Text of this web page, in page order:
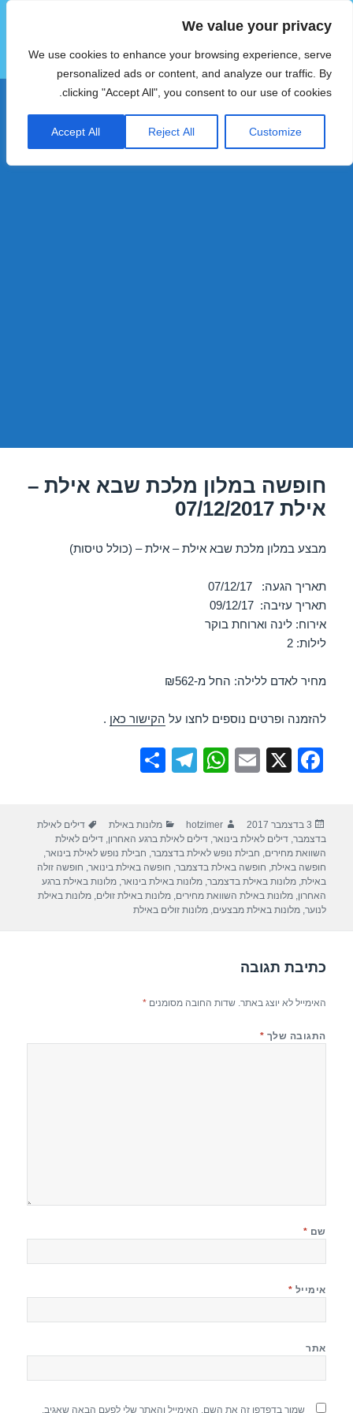
We value your privacy
We use cookies to enhance your browsing experience, serve
personalized ads or content, and analyze our traffic. By
clicking "Accept All", you consent to our use of cookies.
Customize
Reject All
Accept All
הוטצימר
תפריטים
ווידג'טים
חופשה במלון מלכת שבא אילת –
אילת 07/12/2017
מבצע במלון מלכת שבא אילת – אילת – (כולל טיסות)
תאריך הגעה: 07/12/17
תאריך עזיבה: 09/12/17
אירוח: לינה וארוחת בוקר
לילות: 2
מחיר לאדם ללילה: החל מ-₪562
להזמנה ופרטים נוספים לחצו על הקישור כאן .
F
e
b
o
o
X
E
W
s
A
p
p
T
gr
a
m
e
פורסם
בתאריך
3 בדצמבר 2017 מחבר
hotzimer קטגוריות
מלונות באילת תגיות
דילים לאילת
בדצמבר,דילים לאילת בינואר,דילים לאילת ברגע האחרון,דילים לאילת
השוואת מחירים, חבילת נופש לאילת בדצמבר, חבילת נופש לאילת בינואר,
חופשה באילת, חופשה באילת בדצמבר, חופשה באילת בינואר, חופשה זולה
באילת,מלונות באילת בדצמבר,מלונות באילת בינואר,מלונות באילת ברגע
האחרון,מלונות באילת השוואת מחירים,מלונות באילת זולים,מלונות באילת
לנוער,מלונות באילת מבצעים,מלונות זולים באילת
כתיבת תגובה
האימייל לא יוצג באתר. שדות החובה מסומנים*
התגובה שלך *
שם *
אימייל *
אתר
שמור בדפדפן זה את השם, האימייל והאתר שלי לפעם הבאה שאגיב.